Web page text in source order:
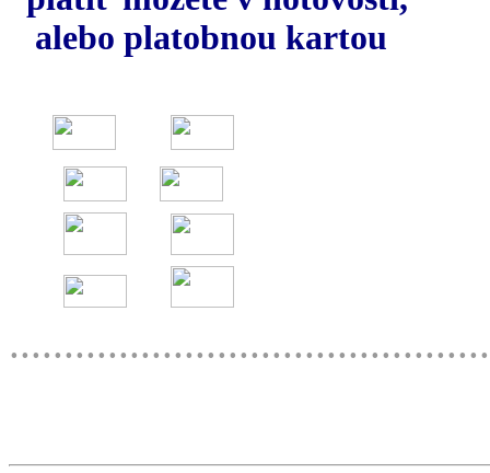
alebo platobnou kartou